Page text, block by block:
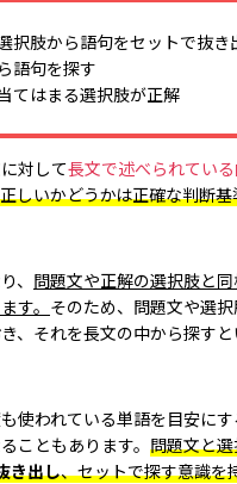
択肢から語句をセットで抜き
語句を探す
てはまる選択肢が正解
対して長文で述べられてい
しいかどうかは正確な判断
、 問題文や正解の選択肢と同
す。 そのため、問題文や選択
、それを長文の中から探す
使われている単語を目安に
こともあります。 問題文と
き出し、セットで探す意識を